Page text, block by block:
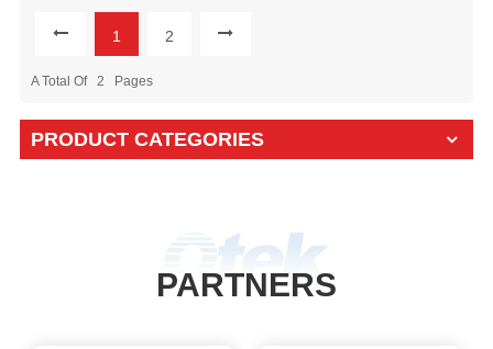
1 2
A Total Of 2 Pages
PRODUCT CATEGORIES
PARTNERS